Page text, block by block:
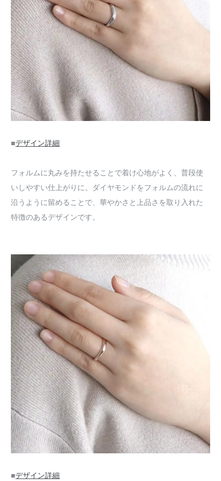
■デザイン詳細
フォルムに丸みを持たせることで着け心地がよく、普段使
いしやすい仕上がりに。ダイヤモンドをフォルムの流れに
沿うように留めることで、華やかさと上品さを取り入れた
特徴のあるデザインです。
■デザイン詳細